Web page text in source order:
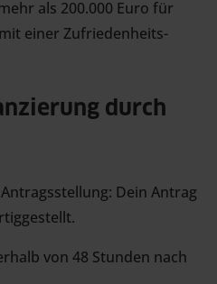
als 200.000 Euro für
einer Zufriedenheits-
durch
Dein Antrag
von 48 Stunden nach